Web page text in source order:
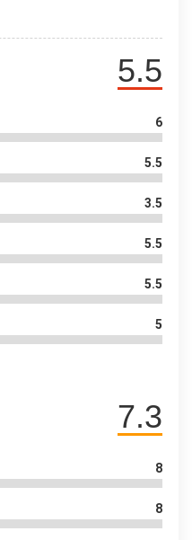
5.5
6
5.5
3.5
5.5
5.5
5
7.3
8
8